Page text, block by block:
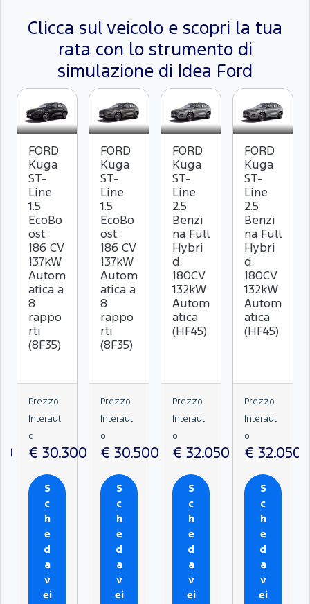
Clicca sul veicolo e scopri la tua
rata con lo strumento di
simulazione di Idea Ford
FORD
Kuga
ST-
Line
1.5
EcoBo
ost
186 CV
137kW
Autom
atica a
8
rappo
rti
(8F35)
Prezzo
Interaut
o
€ 30.300
S
c
h
e
d
a
v
ei
FORD
Kuga
ST-
Line
1.5
EcoBo
ost
186 CV
137kW
Autom
atica a
8
rappo
rti
(8F35)
Prezzo
Interaut
o
€ 30.500
S
c
h
e
d
a
v
ei
FORD
Kuga
ST-
Line
2.5
Benzi
na Full
Hybri
d
180CV
132kW
Autom
atica
(HF45)
Prezzo
Interaut
o
€ 32.050
S
c
h
e
d
a
v
ei
FORD
Kuga
ST-
Line
2.5
Benzi
na Full
Hybri
d
180CV
132kW
Autom
atica
(HF45)
Prezzo
Interaut
o
€ 32.050
S
c
h
e
d
a
v
ei